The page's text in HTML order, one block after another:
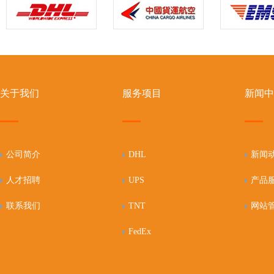
关于我们
公司简介
人才招聘
联系我们
服务项目
DHL
UPS
TNT
FedEx
新闻
新闻
产品
网站